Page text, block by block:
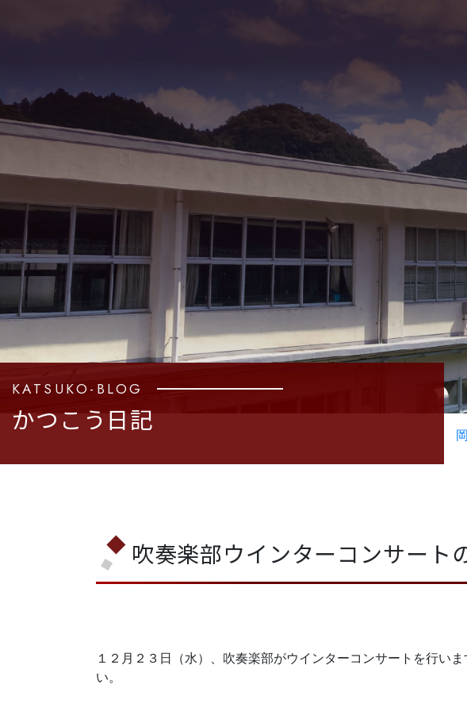
KATSUKO-BLOG
かつこう日記
吹奏楽部ウインターコンサート
１２月２３日（水）、吹奏楽部がウインターコンサートを行い
い。